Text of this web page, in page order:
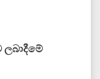
ලබාදීමේ